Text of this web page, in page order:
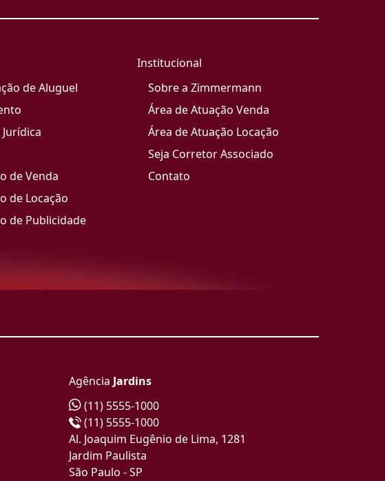
de Aluguel
de Venda
de Locação
de Publicidade
Institucional
Sobre a Zimmermann
Área de Atuação Venda
Área de Atuação Locação
Seja Corretor Associado
Contato
Agência Jardins
(11) 5555-1000
(11) 5555-1000
Al. Joaquim Eugênio de Lima, 1281
Jardim Paulista
São Paulo - SP